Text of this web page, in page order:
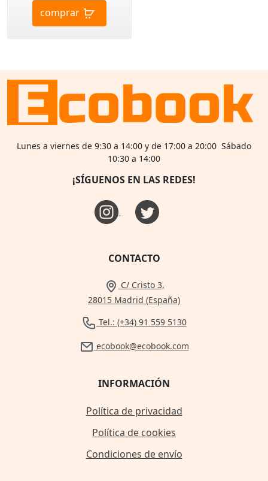
comprar
Lunes a viernes de 9:30 a 14:00 y de 17:00 a 20:00 Sábado
10:30 a 14:00
¡SÍGUENOS EN LAS REDES!
CONTACTO
C/ Cristo 3,
28015 Madrid (España)
Tel.: (+34) 91 559 5130
ecobook@ecobook.com
INFORMACIÓN
Política de privacidad
Política de cookies
Condiciones de envío